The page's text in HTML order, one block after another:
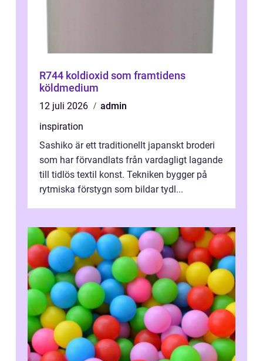
R744 koldioxid som framtidens
köldmedium
12 juli 2026
admin
inspiration
Sashiko är ett traditionellt japanskt broderi
som har förvandlats från vardagligt lagande
till tidlös textil konst. Tekniken bygger på
rytmiska förstygn som bildar tydl...